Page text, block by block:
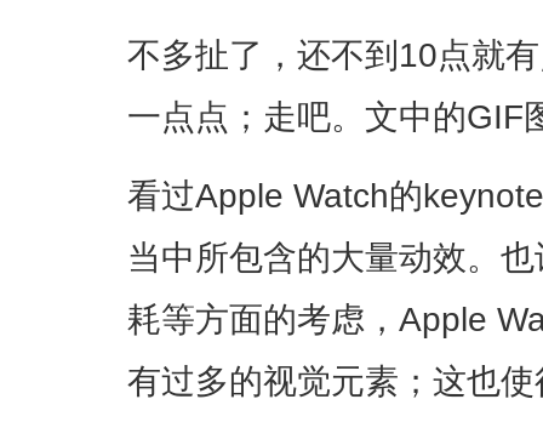
不多扯了，还不到10点就
一点点；走吧。文中的GIF
看过Apple Watch的
当中所包含的大量动效。
耗等方面的考虑，Apple
有过多的视觉元素；这也